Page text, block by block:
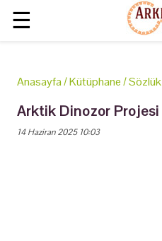
☰
Anasayfa/Kütüphane/Sözlük
Arktik Dinozor Projesi
14 Haziran 2025 10:03